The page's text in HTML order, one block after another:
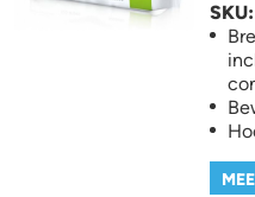
SKU: